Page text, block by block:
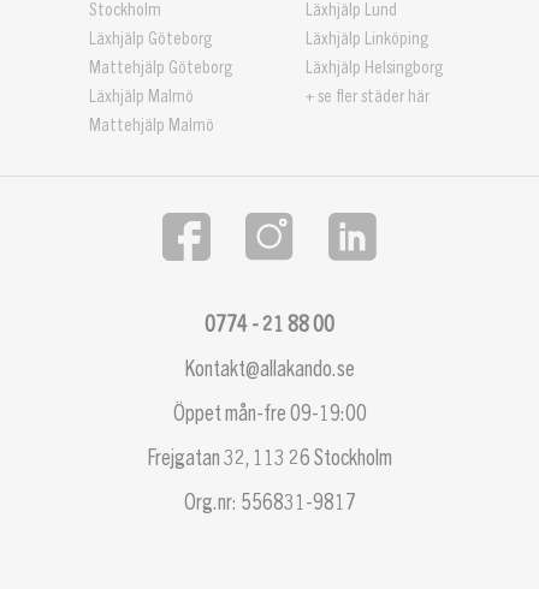
Stockholm
Läxhjälp Göteborg
Mattehjälp Göteborg
Läxhjälp Malmö
Mattehjälp Malmö
Läxhjälp Lund
Läxhjälp Linköping
Läxhjälp Helsingborg
+ se fler städer här
Kontakt@allakando.se
0774 - 21 88 00
Öppet mån-fre 09-19:00
Frejgatan 32, 113 26 Stockholm
Org.nr: 556831-9817